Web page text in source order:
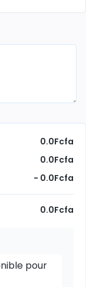
0.0Fcfa
0.0Fcfa
- 0.0Fcfa
0.0Fcfa
pour